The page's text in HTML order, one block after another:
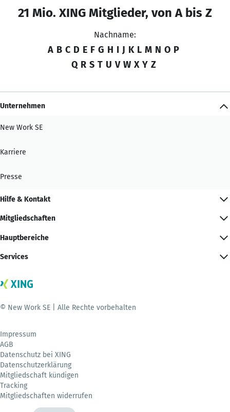
21 Mio. XING Mitglieder, von A bis Z
Nachname:
A B C D E F G H I J K L M N O P
Q R S T U V W X Y Z
Unternehmen
New Work SE
Karriere
Presse
Hilfe & Kontakt
Mitgliedschaften
Hauptbereiche
Services
© New Work SE | Alle Rechte vorbehalten
Impressum
AGB
Datenschutz bei XING
Datenschutzerklärung
Mitgliedschaft kündigen
Tracking
Mitgliedschaften widerrufen